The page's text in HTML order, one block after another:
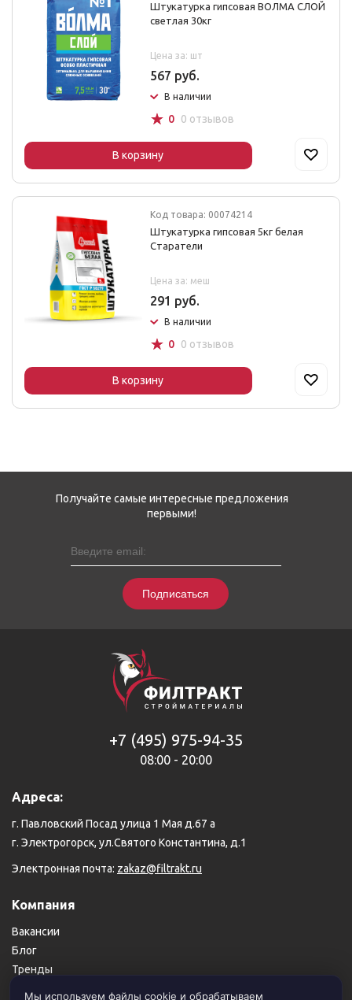
Штукатурка гипсовая ВОЛМА СЛОЙ
светлая 30кг
Цена за: шт
567 руб.
В наличии
☆ 0 0 отзывов
В корзину
Код товара: 00074214
Штукатурка гипсовая 5кг белая
Старатели
Цена за: меш
291 руб.
В наличии
☆ 0 0 отзывов
В корзину
Получайте самые интересные предложения
первыми!
Подписаться
+7 (495) 975-94-35
08:00 - 20:00
Адреса:
г. Павловский Посад улица 1 Мая д.67 а
г. Электрогорск, ул.Святого Константина, д.1
Электронная почта: zakaz@filtrakt.ru
Компания
Вакансии
Блог
Тренды
Карта сайта
Мы используем файлы cookie и обрабатываем